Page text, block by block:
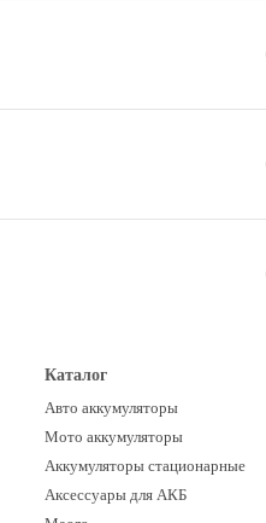
Каталог
Авто аккумуляторы
Мото аккумуляторы
Аккумуляторы стационарные
Аксессуары для АКБ